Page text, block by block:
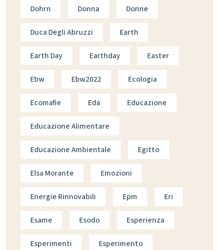
Dohrn Donna Donne
Duca Degli Abruzzi Earth
Earth Day Earthday Easter
Ebw Ebw2022 Ecologia
Ecomafie Eda Educazione
Educazione Alimentare
Educazione Ambientale Egitto
Elsa Morante Emozioni
Energie Rinnovabili Epm Eri
Esame Esodo Esperienza
Esperimenti Esperimento